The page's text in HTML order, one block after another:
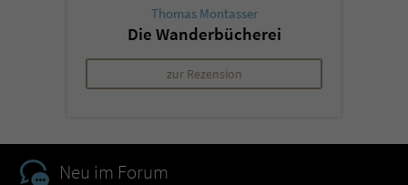
Thomas Montasser
Die Wanderbücherei
zur Rezension
Neu im Forum